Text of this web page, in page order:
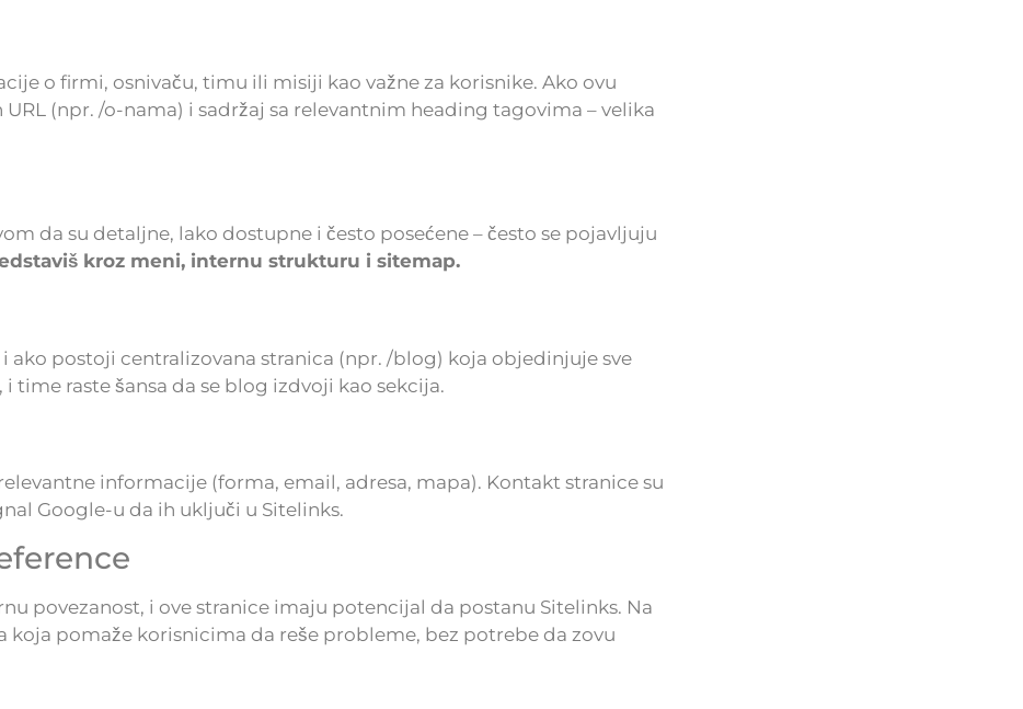
o firmi, osnivaču, timu ili misiji kao važne za korisnike. Ako ovu
URL (npr. /o-nama) i sadržaj sa relevantnim heading tagovima – velika
da su detaljne, lako dostupne i često posećene – često se pojavljuju
kroz meni, internu strukturu i sitemap.
postoji centralizovana stranica (npr. /blog) koja objedinjuje sve
raste šansa da se blog izdvoji kao sekcija.
informacije (forma, email, adresa, mapa). Kontakt stranice su
Google-u da ih uključi u Sitelinks.
povezanost, i ove stranice imaju potencijal da postanu Sitelinks. Na
pomaže korisnicima da reše probleme, bez potrebe da zovu